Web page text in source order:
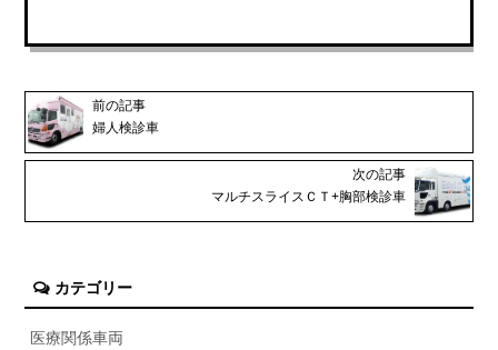
前の記事
婦人検診車
次の記事
マルチスライスＣＴ+胸部検診車
カテゴリー
医療関係車両